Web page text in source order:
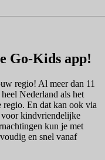
Go-Kids app!
regio! Al meer dan 11
Nederland als het
En dat kan ook via
voor kindvriendelijke
kun je met
en snel vanaf